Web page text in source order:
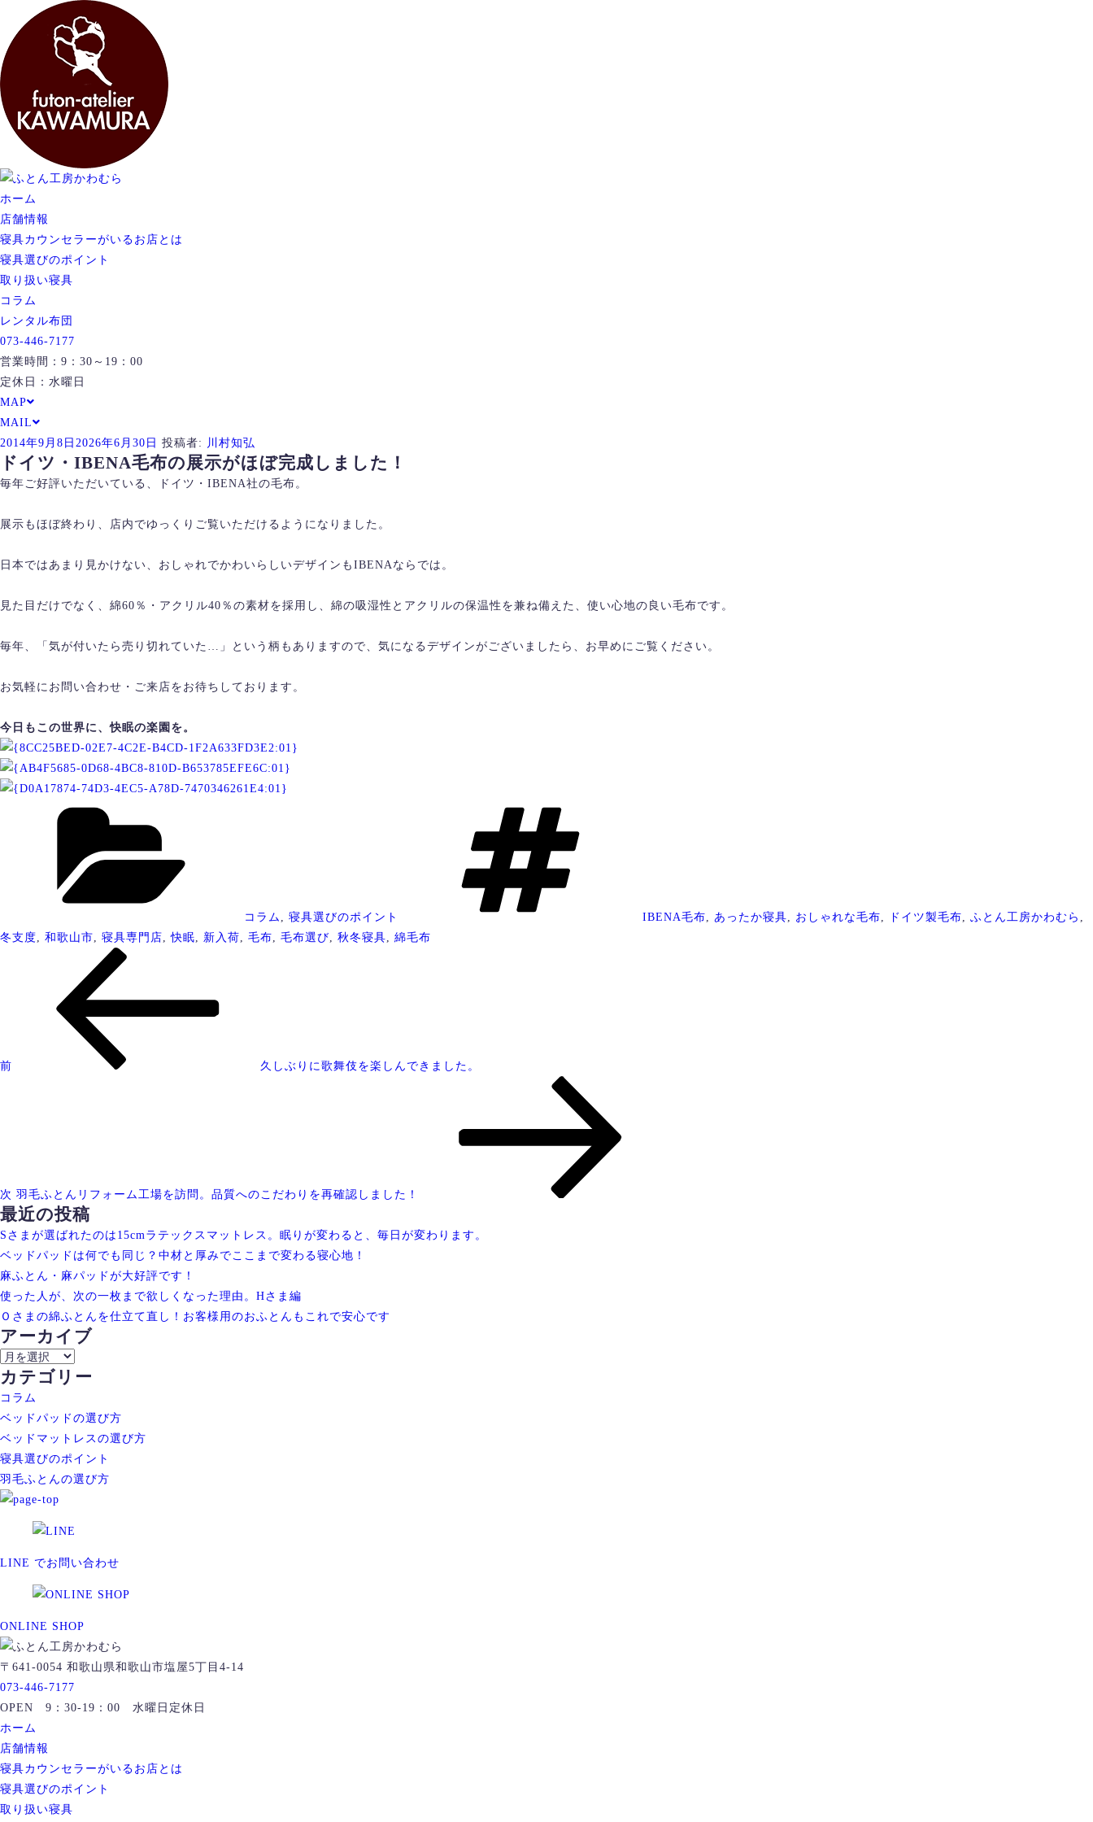
ホーム
店舗情報
寝具カウンセラーがいるお店とは
寝具選びのポイント
取り扱い寝具
コラム
レンタル布団
073-446-7177
営業時間：9：30～19：00
定休日：水曜日
MAP
MAIL
投
稿
日:
2014年9月8日 2026年6月30日 投稿者: 川村知弘
ドイツ・IBENA毛布の展示がほぼ完成しました！
毎年ご好評いただいている、ドイツ・IBENA社の毛布。
展示もほぼ終わり、店内でゆっくりご覧いただけるようになりました。
日本ではあまり見かけない、おしゃれでかわいらしいデザインもIBENAならでは。
見た目だけでなく、綿60％・アクリル40％の素材を採用し、綿の吸湿性とアクリルの保温性を兼ね備えた、使い心地の良い毛布です。
毎年、「気が付いたら売り切れていた…」という柄もありますので、気になるデザインがございましたら、お早めにご覧ください。
お気軽にお問い合わせ・ご来店をお待ちしております。
今日もこの世界に、快眠の楽園を。
コラム , 寝具選びのポイント IBENA毛布, あったか寝具, おしゃれな毛布, ドイツ製毛布, ふとん工房かわむら ,
冬支度, 和歌山市, 寝具専門店,快眠, 新入荷, 毛布, 毛布選び, 秋冬寝具, 綿毛布
ー
前
久しぶりに歌舞伎を楽しんできました。
次 羽毛ふとんリフォーム工場を訪問。品質へのこだわりを再確認しました！
最近の投稿
Sさまが選ばれたのは15cmラテックスマットレス。眠りが変わると、毎日が変わります。
ベッドパッドは何でも同じ？中材と厚みでここまで変わる寝心地！
麻ふとん・麻パッドが大好評です！
使った人が、次の一枚まで欲しくなった理由。Hさま編
Ｏさまの綿ふとんを仕立て直し！お客様用のおふとんもこれで安心です
アーカイブ
ア
ー
カ
イ
ブ
カテゴリー
コラム
ベッドパッドの選び方
ベッドマットレスの選び方
寝具選びのポイント
羽毛ふとんの選び方
LINE でお問い合わせ
ONLINE SHOP
〒641-0054 和歌山県和歌山市塩屋5丁目4-14
073-446-7177
OPEN 9：30-19：00 水曜日定休日
ホーム
店舗情報
寝具カウンセラーがいるお店とは
寝具選びのポイント
取り扱い寝具